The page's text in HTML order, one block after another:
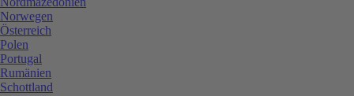
Norwegen
Österreich
Polen
Portugal
Rumänien
Schottland